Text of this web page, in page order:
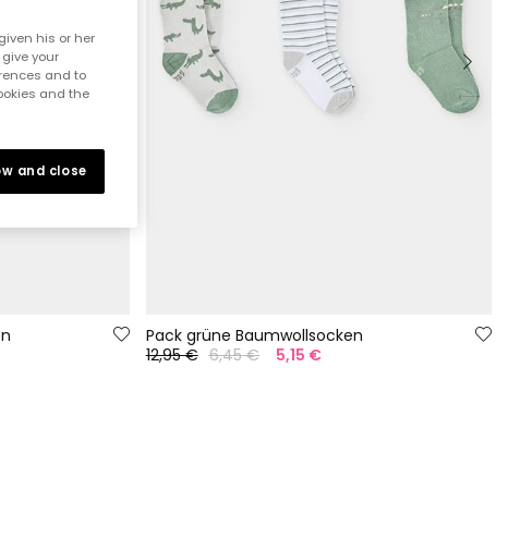
Pack grüne Baumwollsocken
12,95 € 6,45 € 5,15 €
his or her
your
and to
and the
and close